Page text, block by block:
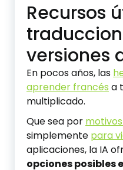
Recursos
versiones
En pocos años, las
aprender francés a
multiplicado.
Que sea por
simplemente para
aplicaciones, la IA
opciones posibles